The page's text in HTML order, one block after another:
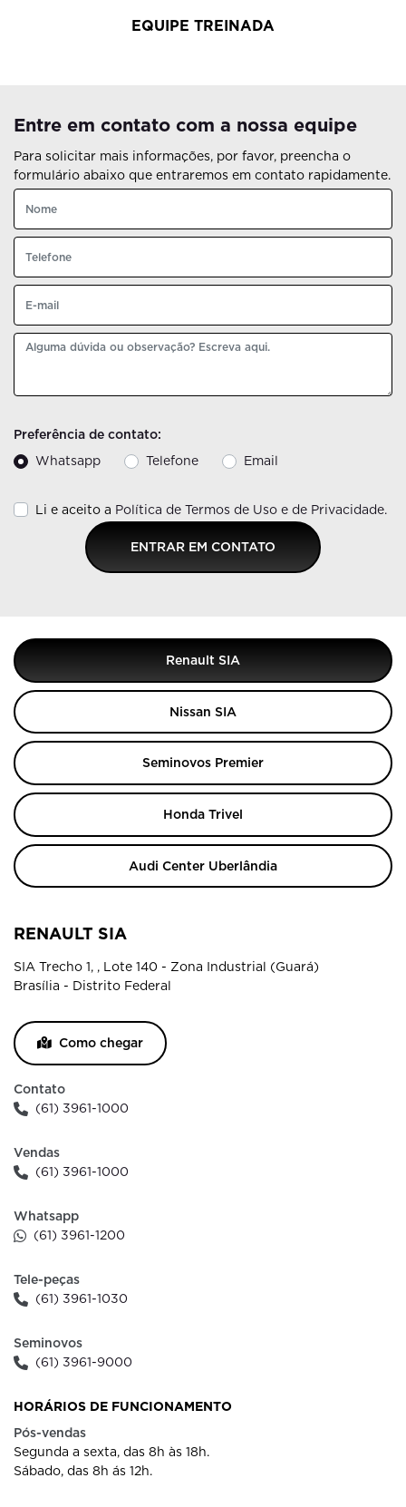
EQUIPE TREINADA
Entre em contato com a nossa equipe
Para solicitar mais informações, por favor, preencha o
formulário abaixo que entraremos em contato rapidamente.
Preferência de contato:
Whatsapp
Telefone Email
Li e aceito a Política de Termos de Uso e de Privacidade.
ENTRAR EM CONTATO
Renault SIA
Nissan SIA
Seminovos Premier
Honda Trivel
Audi Center Uberlândia
RENAULT SIA
SIA Trecho 1, , Lote 140 - Zona Industrial (Guará)
Brasília - Distrito Federal
Como chegar
Contato
(61) 3961-1000
Vendas
(61) 3961-1000
Whatsapp
(61) 3961-1200
Tele-peças
(61) 3961-1030
Seminovos
(61) 3961-9000
HORÁRIOS DE FUNCIONAMENTO
Pós-vendas
Segunda a sexta, das 8h às 18h.
Sábado, das 8h ás 12h.